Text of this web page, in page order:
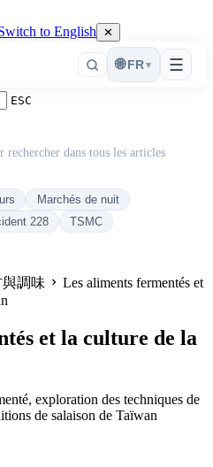
to English ✕
☰
🌐 FR ▾
ESC
rechercher dans tous les articles
Marchés de nuit
228
TSMC
調味
Les aliments fermentés et
et la culture de la
exploration des techniques de
de salaison de Taïwan